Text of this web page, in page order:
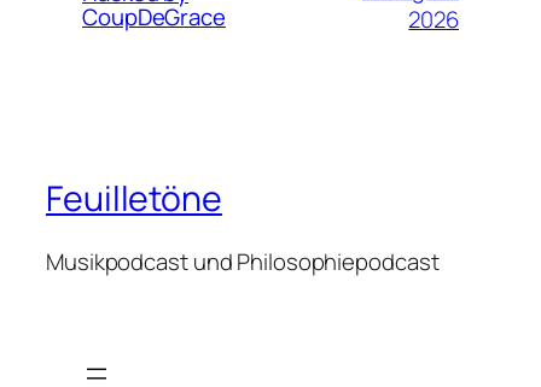
CoupDeGrace
2026
Feuilletöne
Musikpodcast und Philosophiepodcast